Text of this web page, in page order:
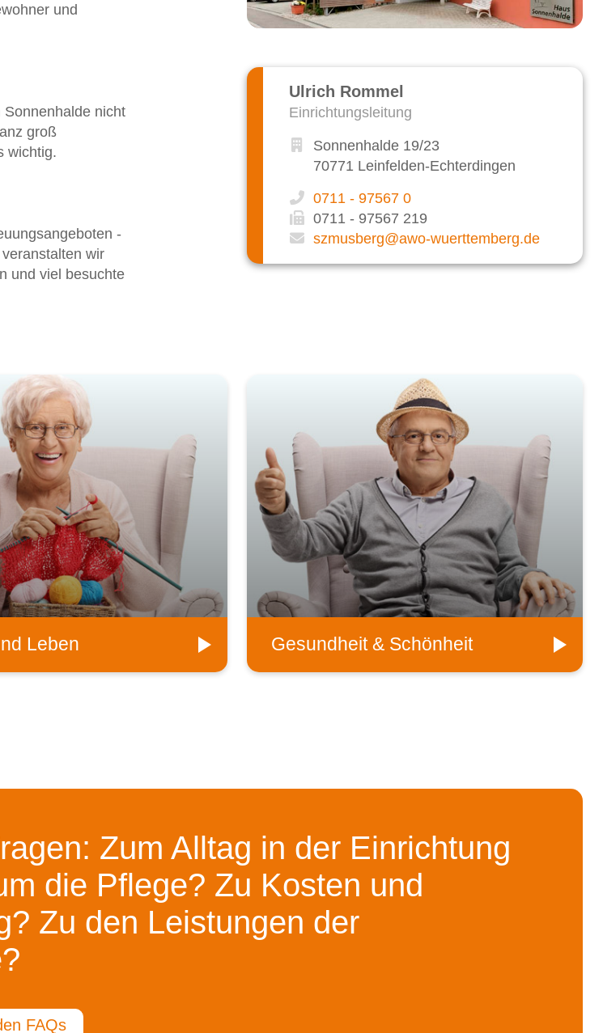
und
nicht
groß
wichtig.
-
wir
und viel besuchte
Ulrich Rommel
Einrichtungsleitung
Sonnenhalde 19/23
70771 Leinfelden-Echterdingen
0711 - 97567 0
0711 - 97567 219
szmusberg@awo-wuerttemberg.de
Leben Gesundheit & Schönheit
Zum Alltag in der Einrichtung
die Pflege? Zu Kosten und
Zu den Leistungen der
FAQs